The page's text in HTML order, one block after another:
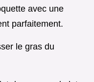
avec une
parfaitement.
le gras du